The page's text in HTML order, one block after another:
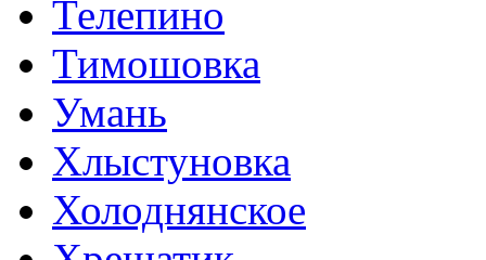
Телепино
Тимошовка
Умань
Хлыстуновка
Холоднянское